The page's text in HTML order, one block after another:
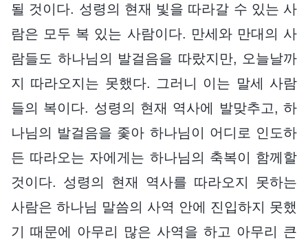
될 것이다. 성령의 현재 빛을 따라갈 수 있는 사
람은 모두 복 있는 사람이다. 만세와 만대의 사
람들도 하나님의 발걸음을 따랐지만, 오늘날까
지 따라오지는 못했다. 그러니 이는 말세 사람
들의 복이다. 성령의 현재 역사에 발맞추고, 하
나님의 발걸음을 좇아 하나님이 어디로 인도하
든 따라오는 자에게는 하나님의 축복이 함께할
것이다. 성령의 현재 역사를 따라오지 못하는
사람은 하나님 말씀의 사역 안에 진입하지 못했
기 때문에 아무리 많은 사역을 하고 아무리 큰